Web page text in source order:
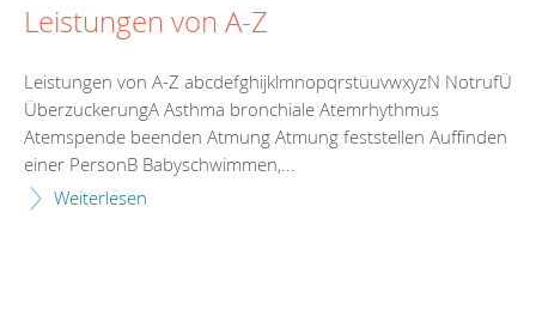
Leistungen von A-Z
Leistungen von A-Z abcdefghijklmnopqrstüuvwxyzN NotrufÜ
ÜberzuckerungA Asthma bronchiale Atemrhythmus
Atemspende beenden Atmung Atmung feststellen Auffinden
einer PersonB Babyschwimmen,...
Weiterlesen